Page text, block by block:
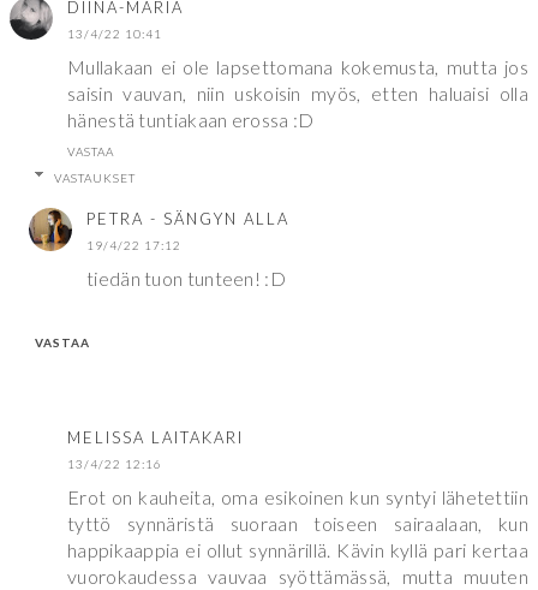
DIINA-MARIA
13/4/22 10:41
Mullakaan ei ole lapsettomana kokemusta, mutta jos
saisin vauvan, niin uskoisin myös, etten haluaisi olla
hänestä tuntiakaan erossa :D
VASTAA
VASTAUKSET
PETRA - SÄNGYN ALLA
19/4/22 17:12
tiedän tuon tunteen! :D
VASTAA
MELISSA LAITAKARI
13/4/22 12:16
Erot on kauheita, oma esikoinen kun syntyi lähetettiin
tyttö synnäristä suoraan toiseen sairaalaan, kun
happikaappia ei ollut synnärillä. Kävin kyllä pari kertaa
vuorokaudessa vauvaa syöttämässä, mutta muuten